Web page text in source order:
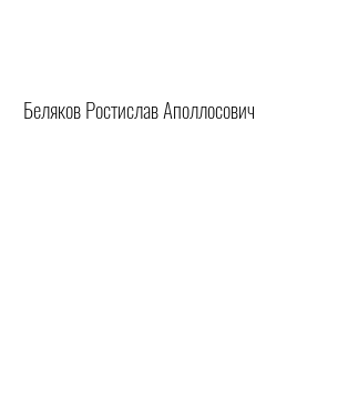
Беляков Ростислав Аполлосович